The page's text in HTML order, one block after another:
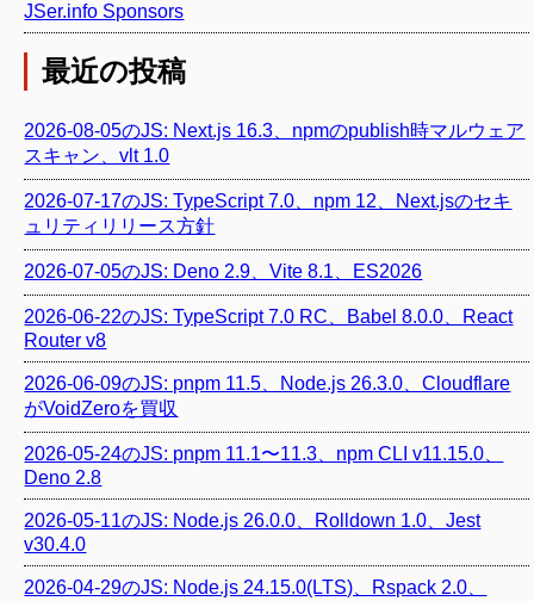
JSer.info Sponsors
最近の投稿
2026-08-05のJS: Next.js 16.3、npmのpublish時マルウェア
スキャン、vlt 1.0
2026-07-17のJS: TypeScript 7.0、npm 12、Next.jsのセキ
ュリティリリース方針
2026-07-05のJS: Deno 2.9、Vite 8.1、ES2026
2026-06-22のJS: TypeScript 7.0 RC、Babel 8.0.0、React
Router v8
2026-06-09のJS: pnpm 11.5、Node.js 26.3.0、Cloudflare
がVoidZeroを買収
2026-05-24のJS: pnpm 11.1〜11.3、npm CLI v11.15.0、
Deno 2.8
2026-05-11のJS: Node.js 26.0.0、Rolldown 1.0、Jest
v30.4.0
2026-04-29のJS: Node.js 24.15.0(LTS)、Rspack 2.0、